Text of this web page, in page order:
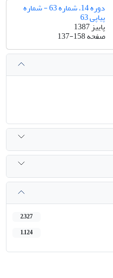
دوره 14، شماره 63 - شماره
پیاپی 63
پاییز 1387
صفحه137-158
2,327
1,124